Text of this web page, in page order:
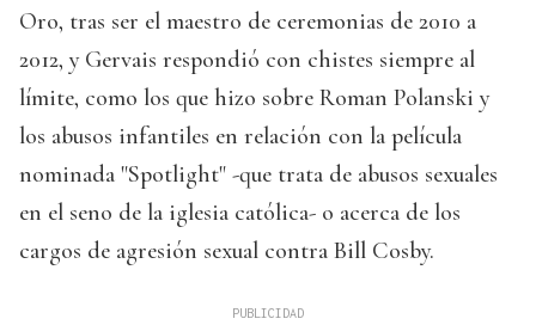
Oro, tras ser el maestro de ceremonias de 2010 a
2012, y Gervais respondió con chistes siempre al
límite, como los que hizo sobre Roman Polanski y
los abusos infantiles en relación con la película
nominada "Spotlight" -que trata de abusos sexuales
en el seno de la iglesia católica- o acerca de los
cargos de agresión sexual contra Bill Cosby.